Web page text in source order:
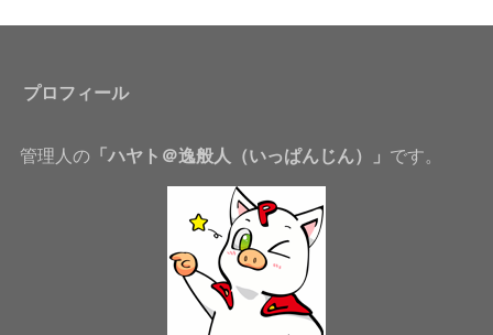
プロフィール
管理人の「ハヤト＠逸般人（いっぱんじん）」 です。